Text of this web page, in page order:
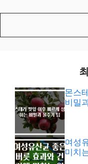
몬스
비밀
여성
미치